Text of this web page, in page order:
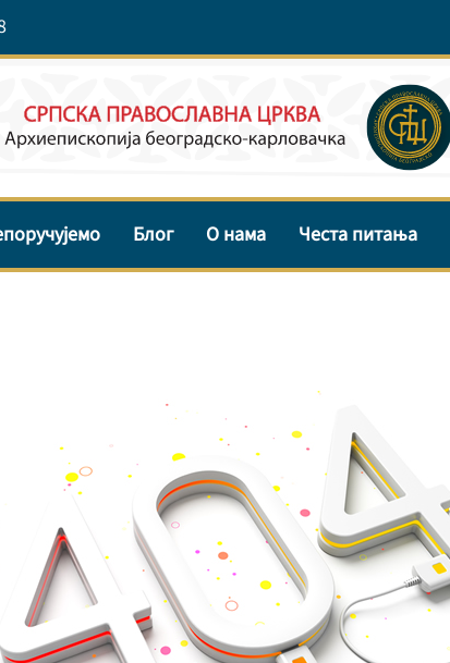
Блог О нама Честа питања